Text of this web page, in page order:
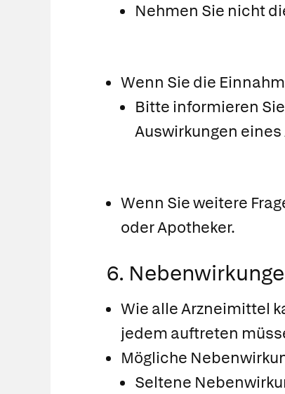
Nehmen Sie nicht
Wenn Sie die
Bitte informieren
Auswirkungen
Wenn Sie weitere
oder Apotheker.
6.
Wie alle Arzneimittel
jedem auftreten
Mögliche
Seltene